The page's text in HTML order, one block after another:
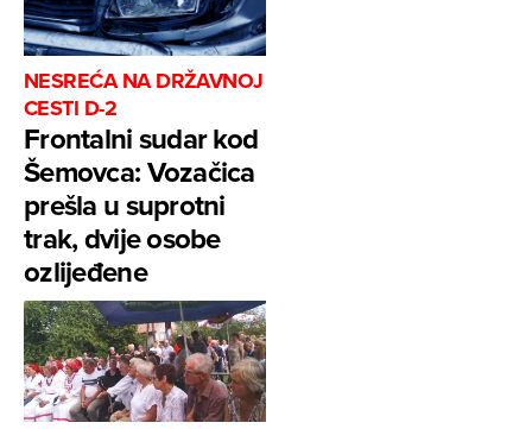
NESREĆA NA DRŽAVNOJ
CESTI D-2
Frontalni sudar kod
Šemovca: Vozačica
prešla u suprotni
trak, dvije osobe
ozlijeđene